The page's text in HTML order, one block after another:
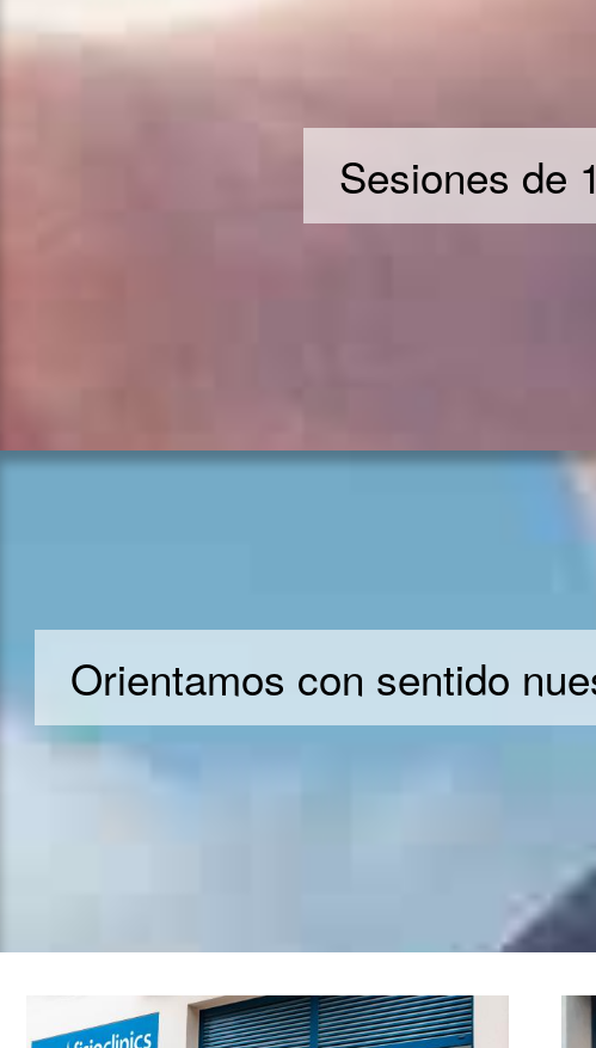
Sesiones de
Orientamos con sentido